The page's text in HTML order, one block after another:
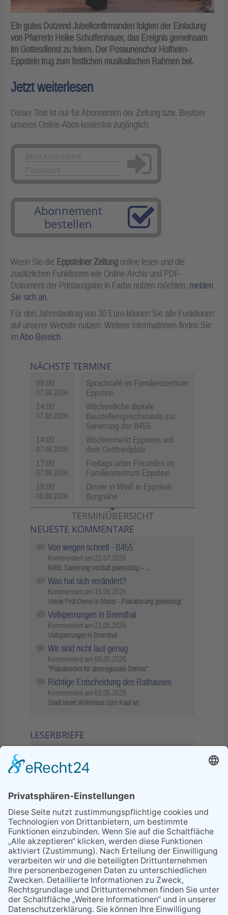
Ein gutes Dutzend Jubelkonfirmanden folgten der Einladung
von Pfarrerin Heike Schuffenhauer, das Ereignis gemeinsam
im Gottesdienst zu feiern. Der Posaunenchor Hofheim-
Eppstein trug zum festlichen musikalischen Rahmen bei.
Jetzt weiterlesen
Dieser Text ist nur für Abonnenten der Zeitung bzw. Besitzer
unseres Online-Abos kostenlos zugänglich.
Anmelden
Abonnement
bestellen
Wenn Sie die Eppsteiner Zeitung online lesen und die
zusätzlichen Funktionen wie Online-Archiv und PDF-
Dokument der Printausgabe in Farbe nutzen möchten, melden
Sie sich an.
Für den Jahresbeitrag von 30 Euro können Sie alle Funktionen
auf unserer Website nutzen. Weitere Informationen finden Sie
imAbo-Bereich.
NÄCHSTE TERMINE
09:00
07.08.2026
Sprachcafé im Familienzentrum
Eppstein
14:00
07.08.2026
Wöchentliche digitale
Baustellensprechstunde zur
Sanierung der B455
14:00
07.08.2026
Wochenmarkt Eppstein auf
dem Gottfriedplatz
17:00
07.08.2026
Freitags unter Freunden im
Familienzentrum Eppstein
18:00
08.08.2026
Dinner in Weiß in Eppstein
Burgnähe
TERMINÜBERSICHT
NEUESTE KOMMENTARE
Von wegen schnell - B455
Kommentiert am 22.07.2026
B455: Sanierung verläuft planmäßig – …
Was hat sich verändert?
Kommentiert am 15.06.2026
Vierte Prüf-Demo in Mainz - Plakatierung genehmigt
Vollsperrungen in Bremthal
Kommentiert am 21.05.2026
Vollsperrungen in Bremthal
Wir sind nicht laut genug
Kommentiert am 08.05.2026
"Plakatverbot für überregionale Demos"
Richtige Entscheidung des Rathauses
Kommentiert am 02.05.2026
Stadt bietet Wohnhaus zum Kauf an
LESERBRIEFE
Sperrung B455: Kleiner
Grenzverkehr statt weite Wege
21.04.2026
Wenn Bahn-Computer nicht
miteinander kommunizieren
11.03.2026
"Plakatverbot für überregionale
Demos"
04.02.2026
Gelbe Tonne – Ein kleiner Blick
über den Tellerand
04.02.2026
Plastikersparnis durch Nutzung